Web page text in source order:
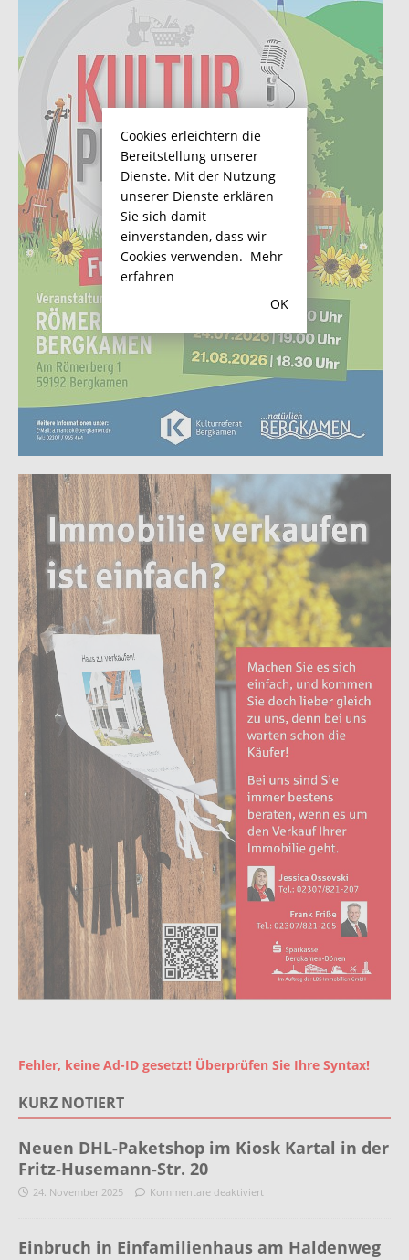
Fehler, keine Ad-ID gesetzt! Überprüfen Sie Ihre Syntax!
KURZ NOTIERT
Neuen DHL-Paketshop im Kiosk Kartal in der
Fritz-Husemann-Str. 20
24. November 2025 Kommentare deaktiviert
Einbruch in Einfamilienhaus am Haldenweg
Cookies erleichtern die
Bereitstellung unserer
Dienste. Mit der Nutzung
unserer Dienste erklären
Sie sich damit
einverstanden, dass wir
Cookies verwenden. Mehr
erfahren
OK